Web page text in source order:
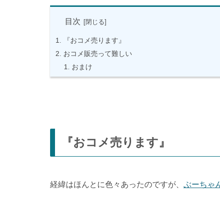
目次
『おコメ売ります』
おコメ販売って難しい
おまけ